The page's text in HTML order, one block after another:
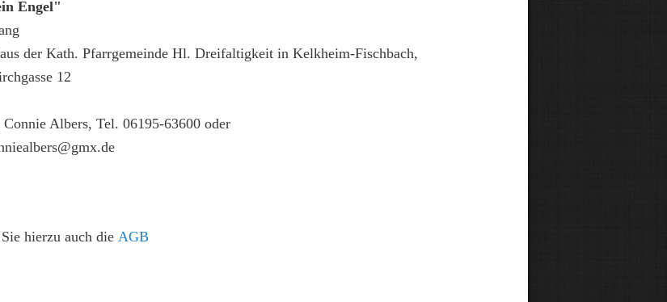
Engel"
der Kath. Pfarrgemeinde Hl. Dreifaltigkeit in Kelkheim-Fischbach,
12
Albers, Tel. 06195-63600 oder
hierzu auch die AGB